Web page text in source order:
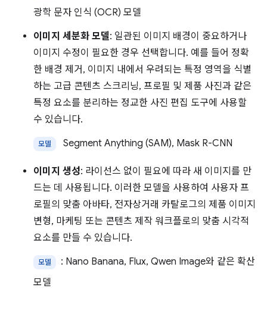
광학 문자 인식 (OCR) 모델
이미지 세분화 모델: 일관된 이미지 배경이 중요하거나
이미지 수정이 필요한 경우 선택합니다. 예를 들어 정확
한 배경 제거, 이미지 내에서 우려되는 특정 영역을 식별
하는 고급 콘텐츠 스크리닝, 프로필 및 제품 사진과 같은
특정 요소를 분리하는 정교한 사진 편집 도구에 사용할
수 있습니다.
모델 Segment Anything (SAM), Mask R-CNN
이미지 생성: 라이선스 없이 필요에 따라 새 이미지를 만
드는 데 사용됩니다. 이러한 모델을 사용하여 사용자 프
로필의 맞춤 아바타, 전자상거래 카탈로그의 제품 이미지
변형, 마케팅 또는 콘텐츠 제작 워크플로의 맞춤 시각적
요소를 만들 수 있습니다.
모델
: Nano Banana, Flux, Qwen Image와 같은 확산
모델